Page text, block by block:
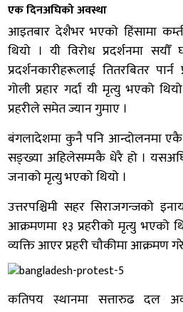
एक दिनअघिको अवस्था
आइतबार देशैभर भएको हिंसामा
थियो । यी विरोध प्रदर्शनमा
प्रदर्शनकारीहरूलाई तितरबितर
गोली प्रहार गर्दा यी मृत्यु भएको
प्रहरीले समेत ज्यान गुमाए ।
बंगलादेशमा कुनै पनि आन्दोलनमा
सङ्ख्या अहिलेसम्मकै धेरै हो ।
जनाको मृत्यु भएको थियो ।
उत्तरपश्चिमी सहर सिराजगन्जको
आक्रमणमा १३ प्रहरीको मृत्यु भएको
व्यक्ति आएर प्रहरी चौकीमा आक्रमण
कतिपय स्थानमा सत्तारुढ दल